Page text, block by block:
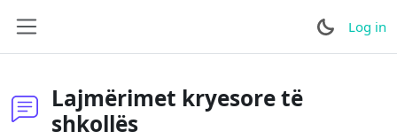
Log in
Lajmërimet kryesore të
shkollës